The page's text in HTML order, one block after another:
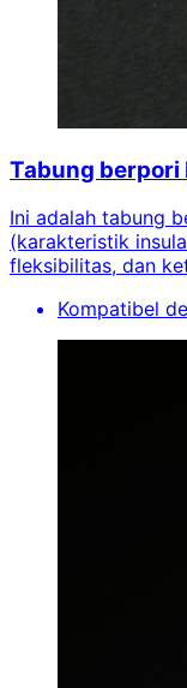
Tabung
Ini adalah tabung
(karakteristik
fleksibilitas, dan
Kompatibel